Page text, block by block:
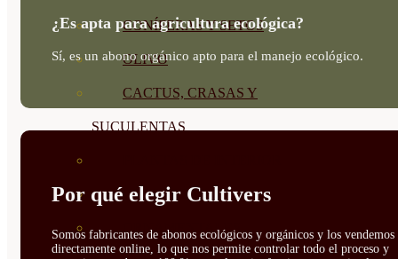
CONÍFERAS Y SETOS
OLIVO
CACTUS, CRASAS Y
SUCULENTAS
ORQUIDEAS
ORNAMENTALES
¿Es apta para agricultura ecológica?
Sí, es un abono orgánico apto para el manejo ecológico.
Por qué elegir Cultivers
Somos fabricantes de abonos ecológicos y orgánicos y los vendemos
directamente online, lo que nos permite controlar todo el proceso y